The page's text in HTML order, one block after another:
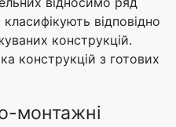
відповідно
конструкцій.
конструкцій з готових
монтажні